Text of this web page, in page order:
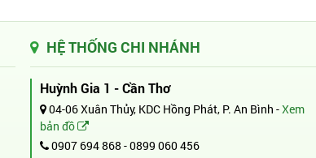
HỆ THỐNG CHI NHÁNH
Huỳnh Gia 1 - Cần Thơ
04-06 Xuân Thủy, KDC Hồng Phát, P. An Bình -Xem
bản đồ
0907 694 868 -0899 060 456